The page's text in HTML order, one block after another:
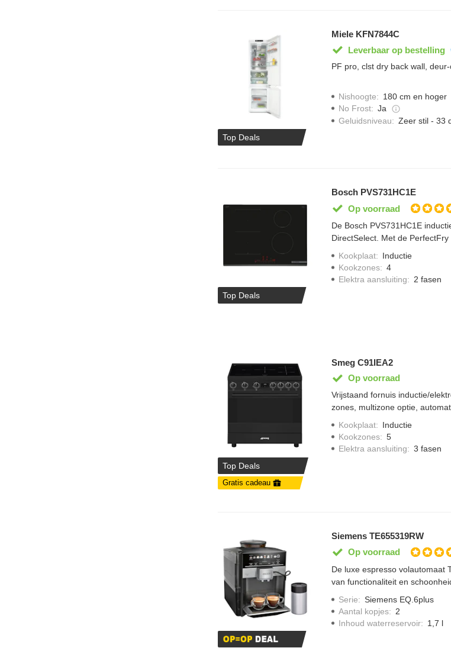
Top Deals
Miele KFN7844C
Leverbaar op bestelling
PF pro, clst dry back wall,
Nishoogte: 180 cm en hoger
No Frost: Ja
Geluidsniveau: Zeer stil - 33
Top Deals
Bosch PVS731HC1E
Op voorraad
De Bosch PVS731HC1E
DirectSelect. Met de
graden. Een bijpassende
Hood Automatic. Op de
Kookplaat: Inductie
Kookzones: 4
Elektra aansluiting: 2 fasen
Top Deals
Gratis cadeau
Smeg C91IEA2
Op voorraad
Vrijstaand fornuis inductie/
zones, multizone optie,
verlichting, timer, vapor Clean
Kookplaat: Inductie
Kookzones: 5
Elektra aansluiting: 3 fasen
Siemens TE655319RW
Op voorraad
De luxe espresso volautomaat
van functionaliteit en
Ook een extra sterke koffie is
namelijk voor een diep en
Serie: Siemens EQ.6plus
Aantal kopjes: 2
Inhoud waterreservoir: 1,7 l